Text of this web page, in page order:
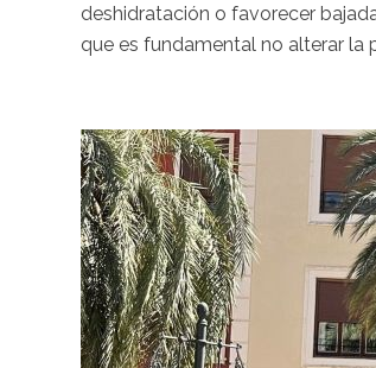
deshidratación o favorecer
que es fundamental no alterar la